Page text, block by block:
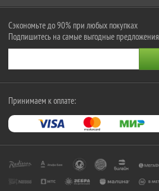
Сэкономьте до 90% при любых покупках
Подпишитесь на самые выгодные предложения
Принимаем к оплате: